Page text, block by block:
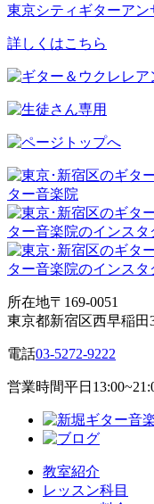
東京シティギターアン
詳しくはこちら
所在地〒169-0051
東京都新宿区西早稲田
電話03-5272-9222
営業時間平日
教室紹介
レッスン科目